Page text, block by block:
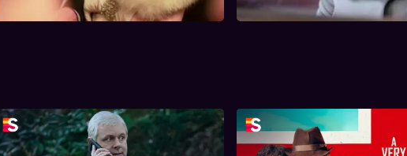
geschiedenis.